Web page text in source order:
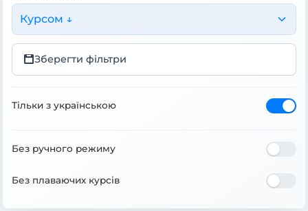
Курсом ↓
Зберегти фільтри
Тільки з українською
Без ручного режиму
Без плаваючих курсів